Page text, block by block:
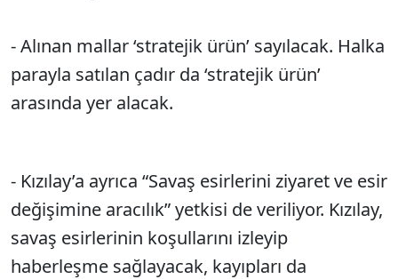
- Alınan mallar ‘stratejik ürün’ sayılacak. Halka
parayla satılan çadır da ‘stratejik ürün’
arasında yer alacak.
- Kızılay’a ayrıca “Savaş esirlerini ziyaret ve esir
değişimine aracılık” yetkisi de veriliyor. Kızılay,
savaş esirlerinin koşullarını izleyip
haberleşme sağlayacak, kayıpları da